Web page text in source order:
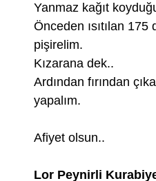
Yanmaz kağıt
Önceden ısıtılan 175
pişirelim.
Kızarana dek..
Ardından fırından
yapalım.
Afiyet olsun..
Lor Peynirli